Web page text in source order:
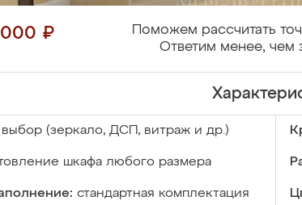
000 ₽
Поможем рассчитать
Ответим менее, чем
(зеркало, ДСП, витраж и др.)
шкафа любого размера
стандартная комплектация